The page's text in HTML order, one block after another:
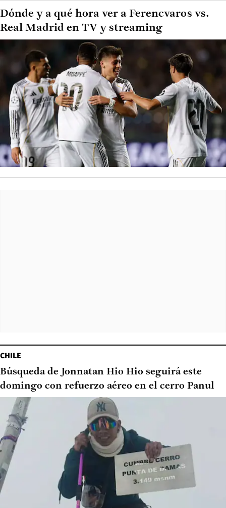
Dónde y a qué hora ver a Ferencvaros vs.
Real Madrid en TV y streaming
CHILE
Búsqueda de Jonnatan Hio Hio seguirá este
domingo con refuerzo aéreo en el cerro Panul